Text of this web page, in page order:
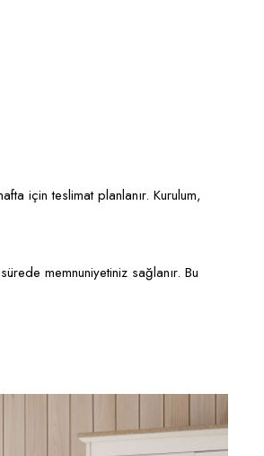
için teslimat planlanır. Kurulum,
memnuniyetiniz sağlanır. Bu